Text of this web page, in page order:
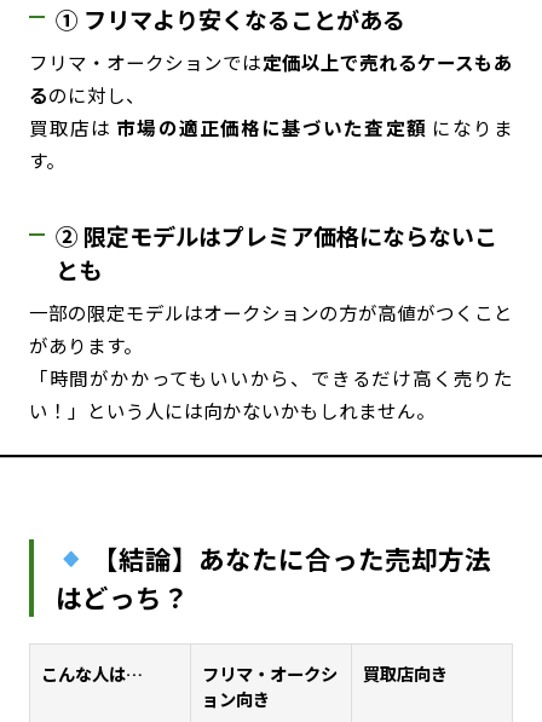
① フリマより安くなることがある
フリマ・オークションでは定価以上で売れるケースもあ
るのに対し、
買取店は 市場の適正価格に基づいた査定額 になりま
す。
② 限定モデルはプレミア価格にならないこ
とも
一部の限定モデルはオークションの方が高値がつくこと
があります。
「時間がかかってもいいから、できるだけ高く売りた
い！」という人には向かないかもしれません。
【結論】あなたに合った売却方法
はどっち？
こんな人は…
フリマ・オークシ
ョン向き
買取店向き